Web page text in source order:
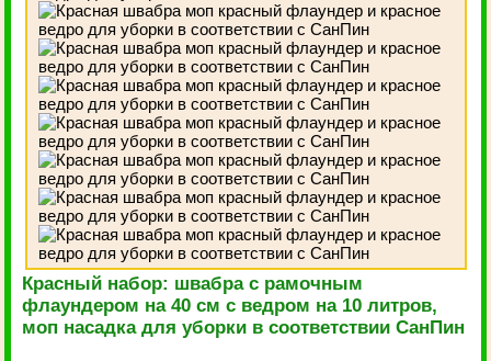
Красный набор: швабра с рамочным
флаундером на 40 см с ведром на 10 литров,
моп насадка для уборки в соответствии СанПин